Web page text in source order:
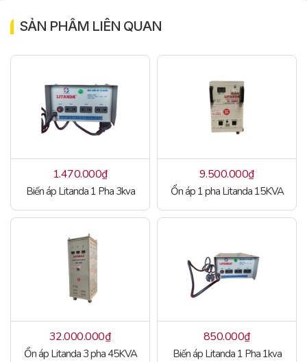
SẢN PHẨM LIÊN QUAN
1.470.000₫
Biến áp Litanda 1 Pha 3kva
9.500.000₫
Ổn áp 1 pha Litanda 15KVA
32.000.000₫
Ổn áp Litanda 3 pha 45KVA
850.000₫
Biến áp Litanda 1 Pha 1kva